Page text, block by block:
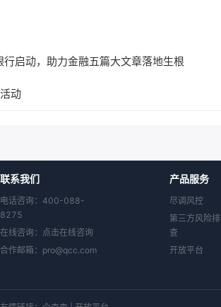
启动，助力金融五篇大文章落地生根
动
联系我们
电话咨询：400-088-
8275
在线咨询： 点击在线咨询
合作邮箱： pro@qcc.com
产品服务
尽调风控
第三方风险排
查
开放平台